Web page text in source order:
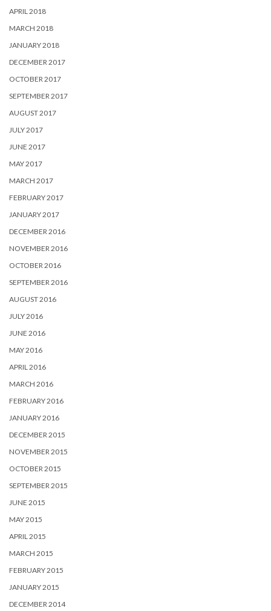
APRIL 2018
MARCH 2018
JANUARY 2018
DECEMBER 2017
OCTOBER 2017
SEPTEMBER 2017
AUGUST 2017
JULY 2017
JUNE 2017
MAY 2017
MARCH 2017
FEBRUARY 2017
JANUARY 2017
DECEMBER 2016
NOVEMBER 2016
OCTOBER 2016
SEPTEMBER 2016
AUGUST 2016
JULY 2016
JUNE 2016
MAY 2016
APRIL 2016
MARCH 2016
FEBRUARY 2016
JANUARY 2016
DECEMBER 2015
NOVEMBER 2015
OCTOBER 2015
SEPTEMBER 2015
JUNE 2015
MAY 2015
APRIL 2015
MARCH 2015
FEBRUARY 2015
JANUARY 2015
DECEMBER 2014